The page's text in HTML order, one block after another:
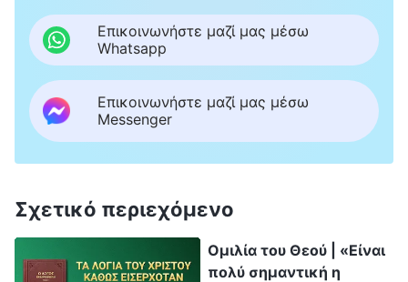
Επικοινωνήστε μαζί μας μέσω
Whatsapp
Επικοινωνήστε μαζί μας μέσω
Messenger
Σχετικό περιεχόμενο
Ομιλία του Θεού | «Είναι
πολύ σημαντική η